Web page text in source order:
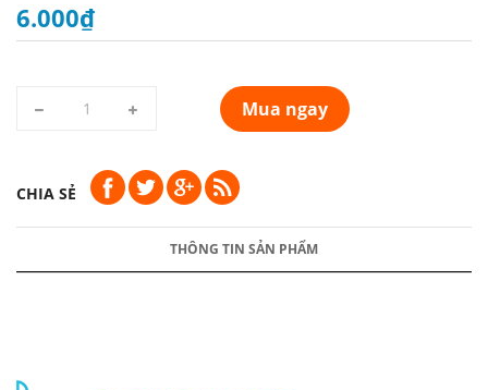
6.000₫
Mua ngay
CHIA SẺ
THÔNG TIN SẢN PHẨM